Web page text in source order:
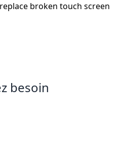
broken touch screen
besoin